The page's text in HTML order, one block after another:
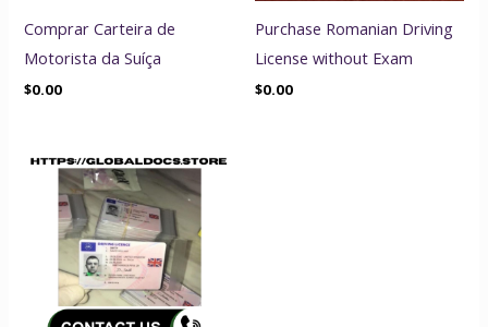
Comprar Carteira de
Motorista da Suíça
$0.00
Purchase Romanian Driving
License without Exam
$0.00